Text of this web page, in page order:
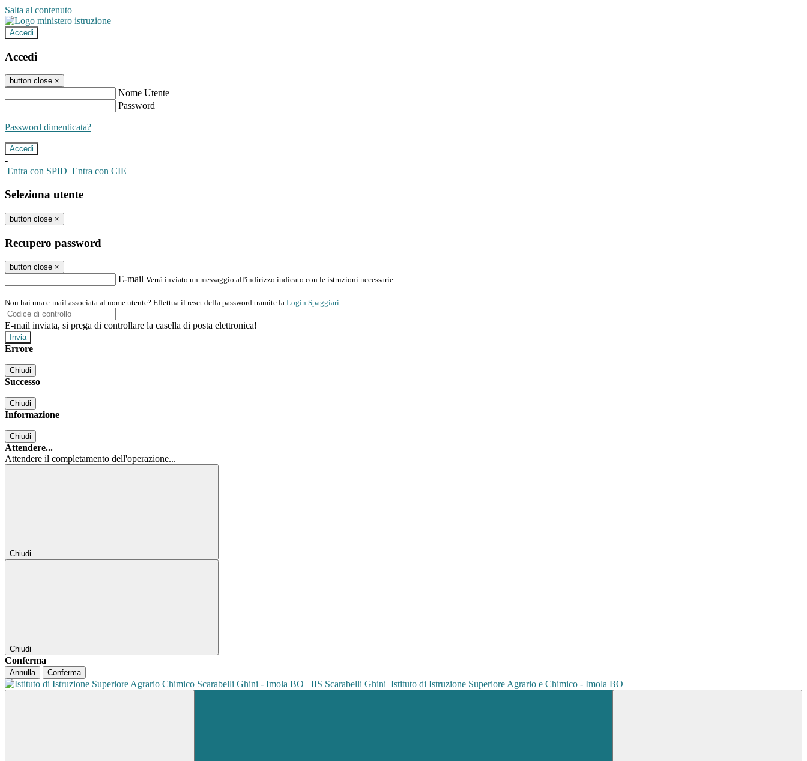
Salta al contenuto
Accedi
Accedi
button close ×
Nome Utente
Password
Password dimenticata?
-
Entra con SPID Entra con CIE
Seleziona utente
button close ×
Recupero password
button close ×
E-mail Verrà inviato un messaggio all'indirizzo indicato con le istruzioni necessarie.
Non hai una e-mail associata al nome utente? Effettua il reset della password tramite la Login Spaggiari
E-mail inviata, si prega di controllare la casella di posta elettronica!
Errore
Chiudi
Successo
Chiudi
Informazione
Chiudi
Attendere...
Attendere il completamento dell'operazione...
Chiudi
Chiudi
Conferma
Annulla Conferma
IIS Scarabelli Ghini Istituto di Istruzione Superiore Agrario e Chimico - Imola BO